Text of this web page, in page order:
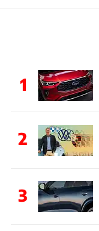
1
2
3